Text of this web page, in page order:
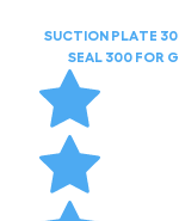
SUCTION PLATE
SEAL 300 FOR